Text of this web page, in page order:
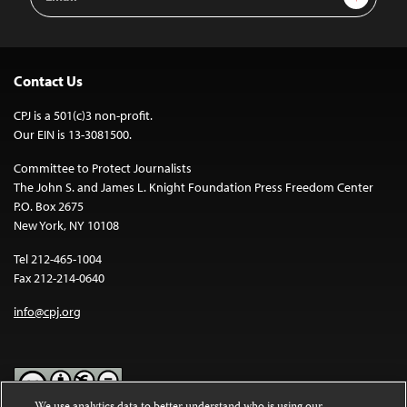
Contact Us
CPJ is a 501(c)3 non-profit.
Our EIN is 13-3081500.
Committee to Protect Journalists
The John S. and James L. Knight Foundation Press Freedom Center
P.O. Box 2675
New York, NY 10108
Tel 212-465-1004
Fax 212-214-0640
info@cpj.org